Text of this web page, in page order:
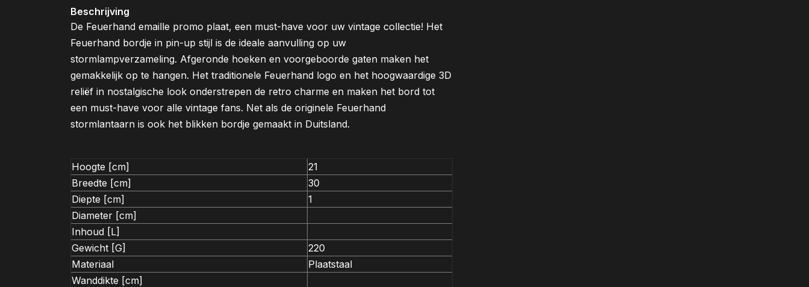
Beschrijving
De Feuerhand emaille promo plaat, een must-have voor uw vintage collectie! Het
Feuerhand bordje in pin-up stijl is de ideale aanvulling op uw
stormlampverzameling. Afgeronde hoeken en voorgeboorde gaten maken het
gemakkelijk op te hangen. Het traditionele Feuerhand logo en het hoogwaardige 3D
reliëf in nostalgische look onderstrepen de retro charme en maken het bord tot
een must-have voor alle vintage fans. Net als de originele Feuerhand
stormlantaarn is ook het blikken bordje gemaakt in Duitsland.
Hoogte [cm]
21
Breedte [cm]
30
Diepte [cm]
1
Diameter [cm]
Inhoud [L]
Gewicht [G]
220
Materiaal
Plaatstaal
Wanddikte [cm]